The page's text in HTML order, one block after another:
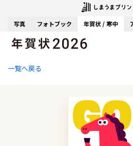
写真 フォトブック 年賀状 / 寒中
一覧へ戻る